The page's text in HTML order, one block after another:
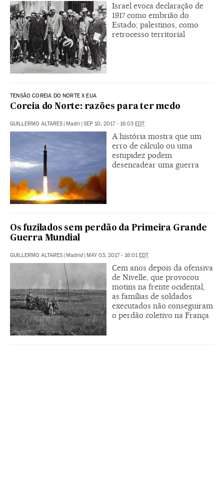
Israel evoca declaração de
1917 como embrião do
Estado; palestinos, como
retrocesso territorial
TENSÃO COREIA DO NORTE X EUA
Coreia do Norte: razões para ter medo
GUILLERMO ALTARES | Madri | SEP 10, 2017 - 16:03 EDT
A história mostra que um
erro de cálculo ou uma
estupidez podem
desencadear uma guerra
Os fuzilados sem perdão da Primeira Grande
Guerra Mundial
GUILLERMO ALTARES | Madrid | MAY 03, 2017 - 16:01EDT
Cem anos depois da ofensiva
de Nivelle, que provocou
motins na frente ocidental,
as famílias de soldados
executados não conseguiram
o perdão coletivo na França